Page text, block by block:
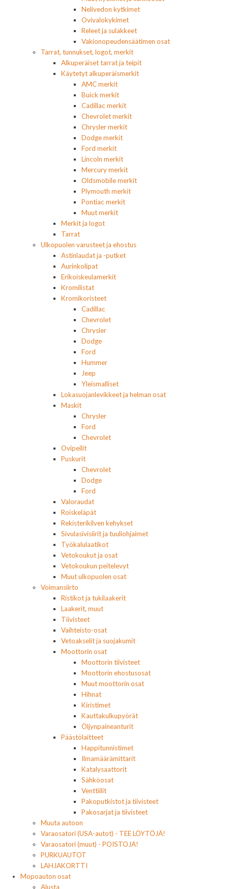
Nelivedon kytkimet
Ovivalokykimet
Releet ja sulakkeet
Vakionopeudensäätimen osat
Tarrat, tunnukset, logot, merkit
Alkuperäiset tarrat ja teipit
Käytetyt alkuperäismerkit
AMC merkit
Buick merkit
Cadillac merkit
Chevrolet merkit
Chrysler merkit
Dodge merkit
Ford merkit
Lincoln merkit
Mercury merkit
Oldsmobile merkit
Plymouth merkit
Pontiac merkit
Muut merkit
Merkit ja logot
Tarrat
Ulkopuolen varusteet ja ehostus
Astinlaudat ja -putket
Aurinkolipat
Erikoiskeulamerkit
Kromilistat
Kromikoristeet
Cadillac
Chevrolet
Chrysler
Dodge
Ford
Hummer
Jeep
Yleismalliset
Lokasuojanlevikkeet ja helman osat
Maskit
Chrysler
Ford
Chevrolet
Ovipeilit
Puskurit
Chevrolet
Dodge
Ford
Valoraudat
Roiskeläpät
Rekisterikilven kehykset
Sivulasivisiirit ja tuuliohjaimet
Työkalulaatikot
Vetokoukut ja osat
Vetokoukun peitelevyt
Muut ulkopuolen osat
Voimansiirto
Ristikot ja tukilaakerit
Laakerit, muut
Tiivisteet
Vaihteisto-osat
Vetoakselit ja suojakumit
Moottorin osat
Moottorin tiivisteet
Moottorin ehostusosat
Muut moottorin osat
Hihnat
Kiristimet
Kauttakulkupyörät
Öljynpaineanturit
Päästölaitteet
Happitunnistimet
Ilmamäärämittarit
Katalysaattorit
Sähköosat
Venttiilit
Pakoputkistot ja tiivisteet
Pakosarjat ja tiivisteet
Muuta autoon
Varaosatori (USA-autot) - TEE LÖYTÖJÄ!
Varaosatori (muut) - POISTOJA!
PURKUAUTOT
LAHJAKORTTI
Mopoauton osat
Alusta